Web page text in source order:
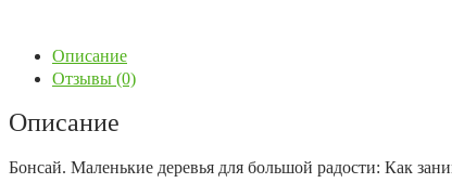
Описание
Отзывы (0)
Описание
Бонсай. Маленькие деревья для большой радости: Как